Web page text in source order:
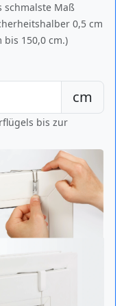
schmalste Maß
0,5 cm
bis 150,0 cm.)
cm
bis zur